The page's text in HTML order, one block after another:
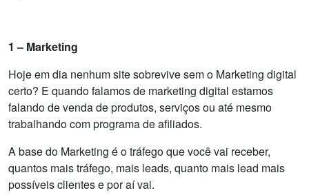
1 – Marketing
Hoje em dia nenhum site sobrevive sem o Marketing digital
certo? E quando falamos de marketing digital estamos
falando de venda de produtos, serviços ou até mesmo
trabalhando com programa de afiliados.
A base do Marketing é o tráfego que você vai receber,
quantos mais tráfego, mais leads, quanto mais lead mais
possíveis clientes e por aí vai.